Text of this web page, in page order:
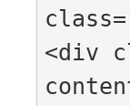
<div